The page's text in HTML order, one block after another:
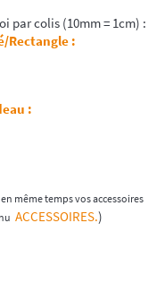
par colis (10mm = 1cm) :
Rectangle :
:
même temps vos accessoires
ACCESSOIRES.)